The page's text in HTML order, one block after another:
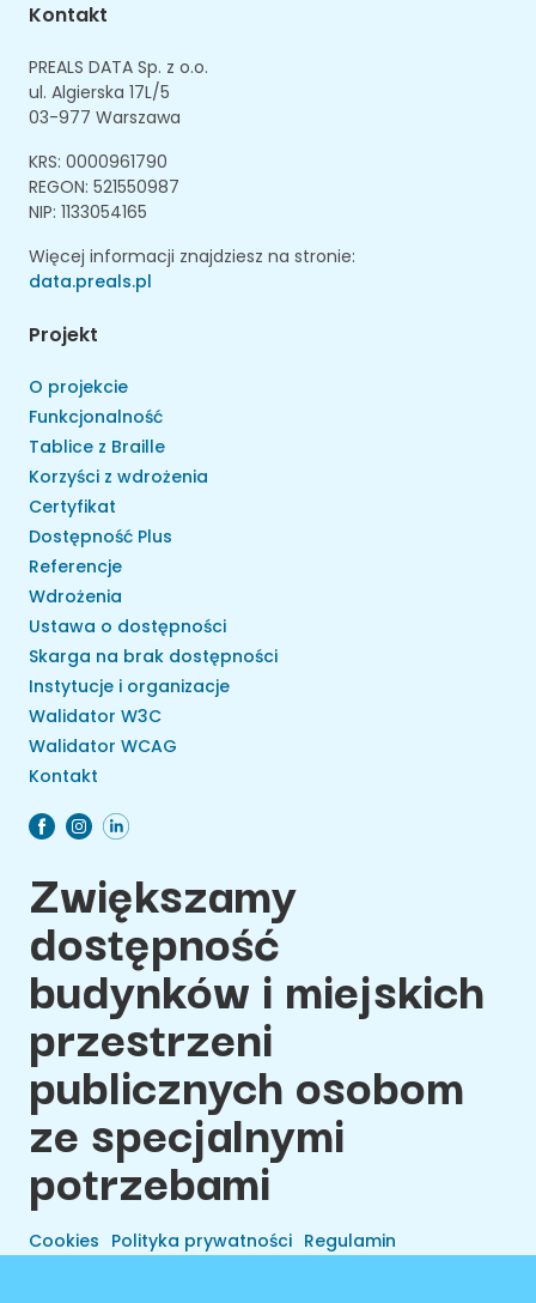
Kontakt
PREALS DATA Sp. z o.o.
ul. Algierska 17L/5
03-977 Warszawa
KRS: 0000961790
REGON: 521550987
NIP: 1133054165
Więcej informacji znajdziesz na stronie:
data.preals.pl
Projekt
O projekcie
Funkcjonalność
Tablice z Braille
Korzyści z wdrożenia
Certyfikat
Dostępność Plus
Referencje
Wdrożenia
Ustawa o dostępności
Skarga na brak dostępności
Instytucje i organizacje
Walidator W3C
Walidator WCAG
Kontakt
Zwiększamy
dostępność
budynków i miejskich
przestrzeni
publicznych osobom
ze specjalnymi
potrzebami
Cookies Polityka prywatności Regulamin